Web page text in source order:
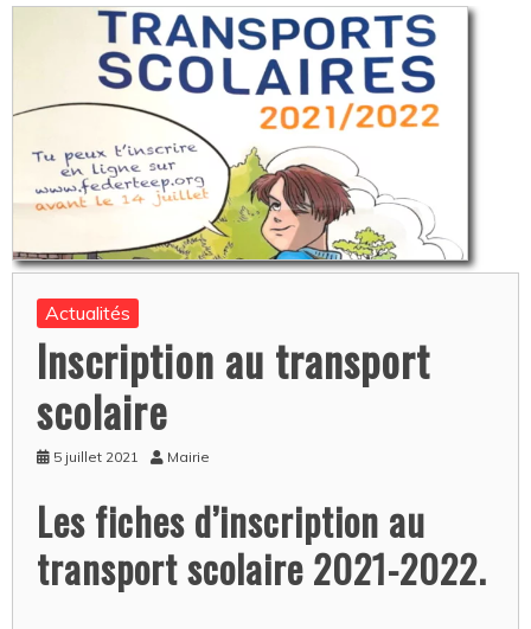
Actualités
Inscription au transport
scolaire
5 juillet 2021 Mairie
Les fiches d’inscription au
transport scolaire 2021-2022.